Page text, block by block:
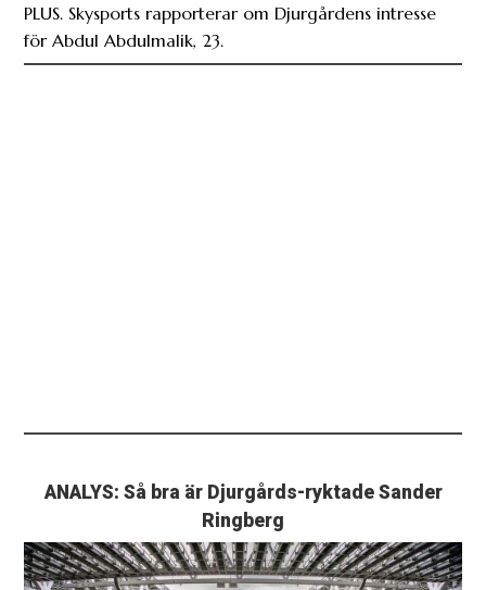
PLUS. Skysports rapporterar om Djurgårdens intresse
för Abdul Abdulmalik, 23.
ANALYS: Så bra är Djurgårds-ryktade Sander
Ringberg